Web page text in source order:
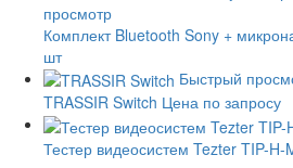
просмотр
Комплект Bluetooth Sony +
шт
Быстрый
TRASSIR Switch Цена по запросу
Тестер видеосистем Tezter TIP-H-